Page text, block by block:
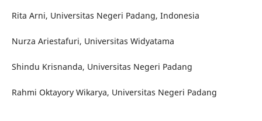
Rita Arni, Universitas Negeri Padang, Indonesia
Nurza Ariestafuri, Universitas Widyatama
Shindu Krisnanda, Universitas Negeri Padang
Rahmi Oktayory Wikarya, Universitas Negeri Padang